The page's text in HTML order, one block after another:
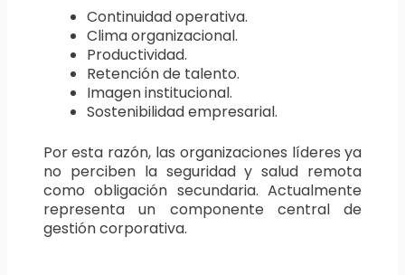
Continuidad operativa.
Clima organizacional.
Productividad.
Retención de talento.
Imagen institucional.
Sostenibilidad empresarial.
Por esta razón, las organizaciones líderes ya
no perciben la seguridad y salud remota
como obligación secundaria. Actualmente
representa un componente central de
gestión corporativa.